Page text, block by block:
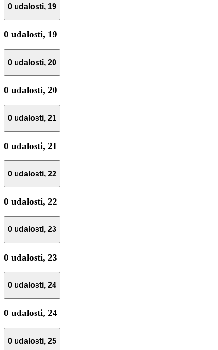
0 udalosti, 19
0 udalosti, 19
0 udalosti, 20
0 udalosti, 20
0 udalosti, 21
0 udalosti, 21
0 udalosti, 22
0 udalosti, 22
0 udalosti, 23
0 udalosti, 23
0 udalosti, 24
0 udalosti, 24
0 udalosti, 25